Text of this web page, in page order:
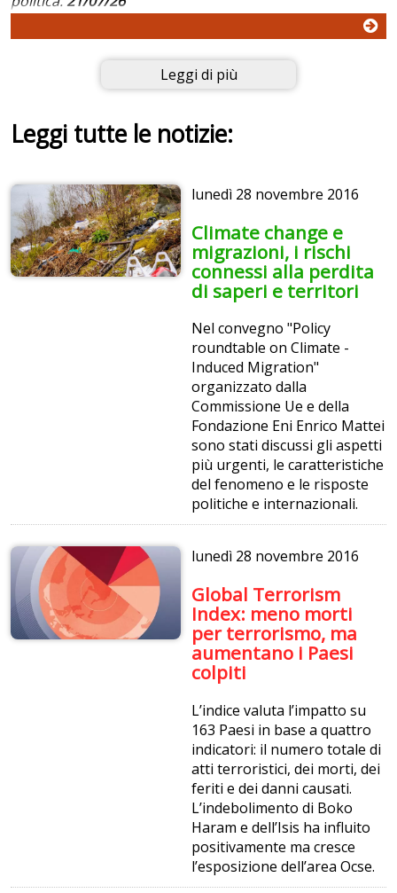
Leggi di più
Leggi tutte le notizie:
lunedì 28 novembre 2016
Climate change e
migrazioni, i rischi
connessi alla perdita
di saperi e territori
Nel convegno "Policy
roundtable on Climate -
Induced Migration"
organizzato dalla
Commissione Ue e della
Fondazione Eni Enrico Mattei
sono stati discussi gli aspetti
più urgenti, le caratteristiche
del fenomeno e le risposte
politiche e internazionali.
lunedì 28 novembre 2016
Global Terrorism
Index: meno morti
per terrorismo, ma
aumentano i Paesi
colpiti
L’indice valuta l’impatto su
163 Paesi in base a quattro
indicatori: il numero totale di
atti terroristici, dei morti, dei
feriti e dei danni causati.
L’indebolimento di Boko
Haram e dell’Isis ha influito
positivamente ma cresce
l’esposizione dell’area Ocse.